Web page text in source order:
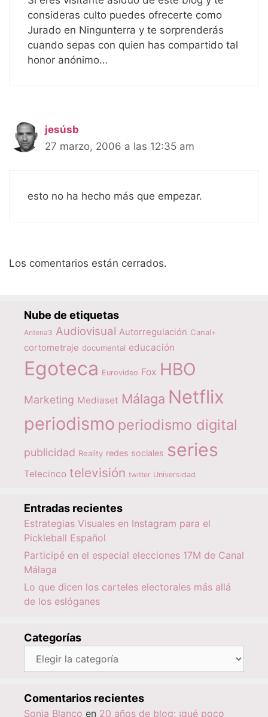
consideras culto puedes ofrecerte como
Jurado en Ningunterra y te sorprenderás
cuando sepas con quien has compartido tal
honor anónimo…
jesúsb
27 marzo, 2006 a las 12:35 am
esto no ha hecho más que empezar.
Los comentarios están cerrados.
Nube de etiquetas
Antena3 Audiovisual Autorregulación Canal+
cortometraje documental educación
Egoteca Eurovideo Fox HBO
Marketing Mediaset Málaga Netflix
periodismo periodismo digital
publicidad Reality redes sociales series
Telecinco televisión twitter Universidad
Entradas recientes
Estrategias Visuales en Instagram para el
Pickleball Español
Participé en el especial elecciones 17M de Canal
Málaga
Lo que dicen los carteles electorales más allá
de los eslóganes
Categorías
Categorías
Comentarios recientes
Sonia Blanco en 20 años de blog: ¡qué poco